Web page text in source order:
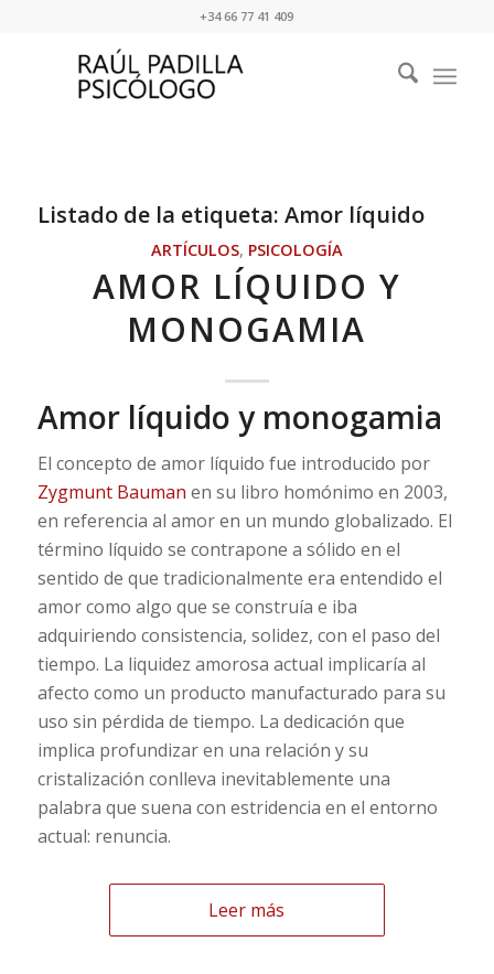
+34 66 77 41 409
Listado de la etiqueta: Amor líquido
ARTÍCULOS, PSICOLOGÍA
AMOR LÍQUIDO Y
MONOGAMIA
Amor líquido y monogamia
El concepto de amor líquido fue introducido por
Zygmunt Bauman en su libro homónimo en 2003,
en referencia al amor en un mundo globalizado. El
término líquido se contrapone a sólido en el
sentido de que tradicionalmente era entendido el
amor como algo que se construía e iba
adquiriendo consistencia, solidez, con el paso del
tiempo. La liquidez amorosa actual implicaría al
afecto como un producto manufacturado para su
uso sin pérdida de tiempo. La dedicación que
implica profundizar en una relación y su
cristalización conlleva inevitablemente una
palabra que suena con estridencia en el entorno
actual: renuncia.
Leer más